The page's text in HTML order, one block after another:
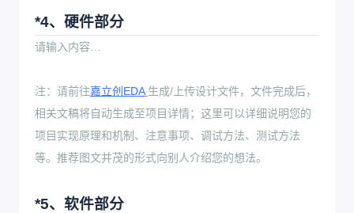
*4、硬件部分
请输入内容…
注：请前往嘉立创EDA 生成/上传设计文件，文件完成后，
相关文稿将自动生成至项目详情；这里可以详细说明您的
项目实现原理和机制、注意事项、调试方法、测试方法
等。推荐图文并茂的形式向别人介绍您的想法。
*5、软件部分